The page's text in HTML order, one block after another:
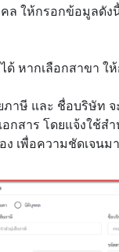
ล ให้กรอกข้อมูลดัง
หากเลือกสาขา ใ
ภาษี และ ชื่อบริษัท
สาร โดยแจ้งใช้สำ
ง เพื่อความชัดเจน